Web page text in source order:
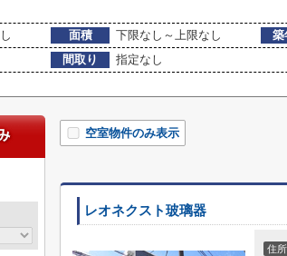
面積 下限なし～上限なし 築
間取り
指定なし
空室物件のみ表示
レオネクスト玻璃器
住所